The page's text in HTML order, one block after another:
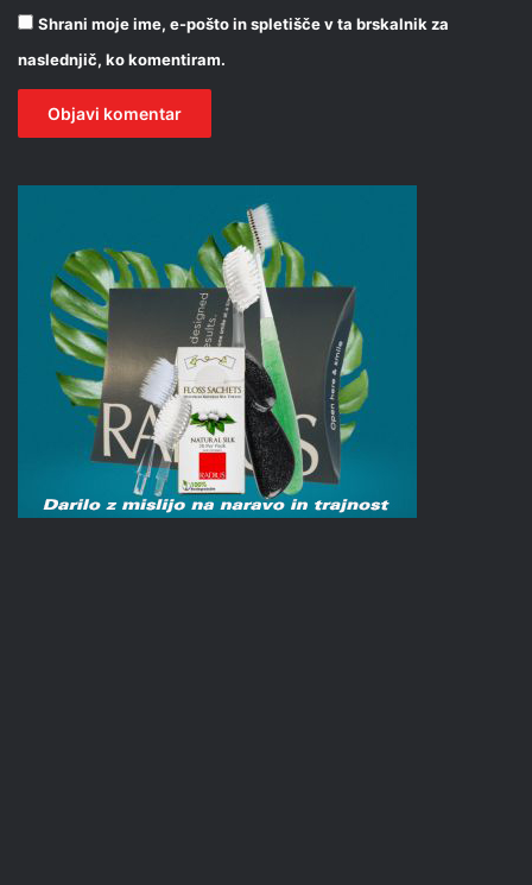
Shrani moje ime, e-pošto in spletišče v ta brskalnik za
naslednjič, ko komentiram.